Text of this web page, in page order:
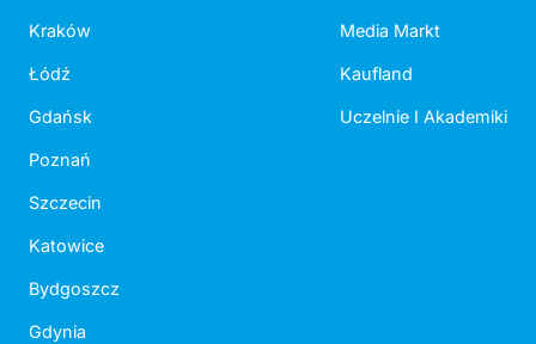
Kraków
Łódź
Gdańsk
Poznań
Szczecin
Katowice
Bydgoszcz
Gdynia
Media Markt
Kaufland
Uczelnie I Akademiki